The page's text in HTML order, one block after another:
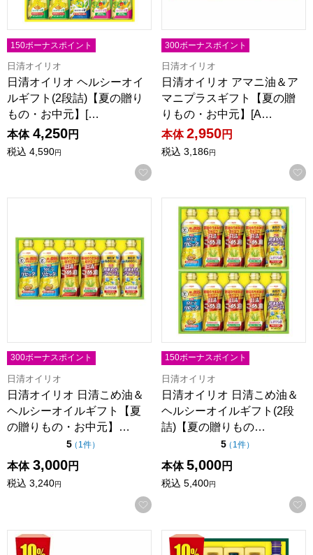
150ボーナスポイント
日清オイリオ
日清オイリオ ヘルシーオイ
ルギフト(2段詰)【夏の贈り
もの・お中元】[…
本体 4,250円
税込 4,590円
お気に入りに登録する
300ボーナスポイント
日清オイリオ
日清オイリオ アマニ油＆ア
マニプラスギフト【夏の贈
りもの・お中元】[A…
本体 2,950円
税込 3,186円
日清オイリオ 日清こめ油＆ヘルシーオイルギフト【夏の贈
300ボーナスポイント
日清オイリオ
日清オイリオ 日清こめ油＆
ヘルシーオイルギフト【夏
の贈りもの・お中元】…
5点（5点満点中）
（ 1件の評価
）
本体 3,000円
税込 3,240円
お気に入りに登録する
日清オイリオ 日清こめ油＆
150ボーナスポイント
日清オイリオ
日清オイリオ 日清こめ油＆
ヘルシーオイルギフト(2段
詰)【夏の贈りもの…
5点（5点満点中）
（ 1件の評価
）
本体 5,000円
税込 5,400円
日清オイリオ バラエティオイル＆キッコーマンしぼりたて
日清オイリオ バラエティオ